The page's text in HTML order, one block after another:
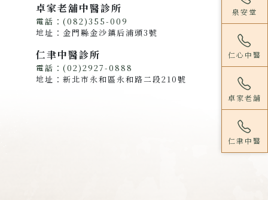
卓家老舖中醫診所
電話：(082)355-009
地址：金門縣金沙鎮后浦頭3號
仁聿中醫診所
電話：(02)2927-0888
地址：新北市永和區永和路二段210號
泉安堂
仁心中醫
卓家老舖
仁聿中醫